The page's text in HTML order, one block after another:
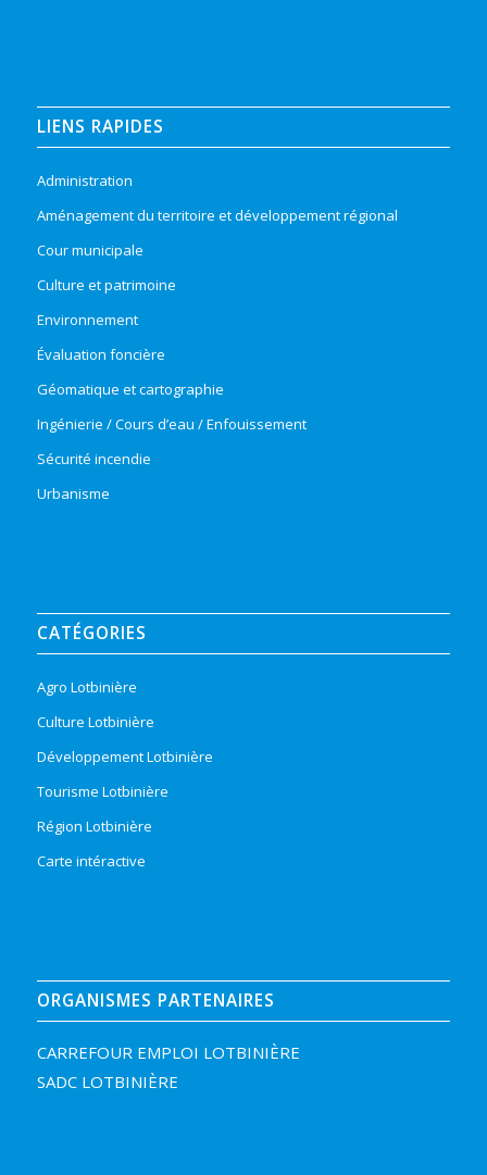
LIENS RAPIDES
Administration
Aménagement du territoire et développement régional
Cour municipale
Culture et patrimoine
Environnement
Évaluation foncière
Géomatique et cartographie
Ingénierie / Cours d’eau / Enfouissement
Sécurité incendie
Urbanisme
CATÉGORIES
Agro Lotbinière
Culture Lotbinière
Développement Lotbinière
Tourisme Lotbinière
Région Lotbinière
Carte intéractive
ORGANISMES PARTENAIRES
CARREFOUR EMPLOI LOTBINIÈRE
SADC LOTBINIÈRE